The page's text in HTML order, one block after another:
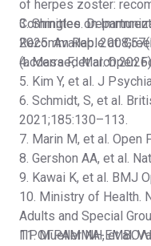
of herpes zoster:
Committee on
Recomm Rep.
3. Shingles.
2025. Available at:
(accessed March
4. Marra F, et al. Open
5. Kim Y, et al. J
6. Schmidt, S, et al.
2021;185:130–113.
7. Marin M, et al. Open
8. Gershon AA, et al.
9. Kawai K, et al. BMJ
10. Ministry of Health.
Adults and Special
ΠΡΟΓΡΑΜΜΑ-
11. Mueller NH, et al.